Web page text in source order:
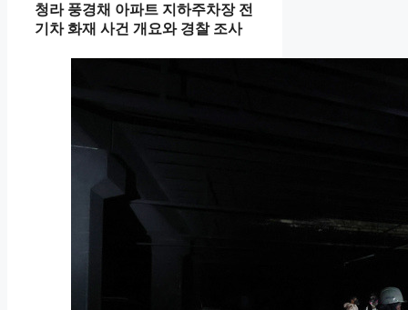
청라 풍경채 아파트 지하주차장 전
기차 화재 사건 개요와 경찰 조사